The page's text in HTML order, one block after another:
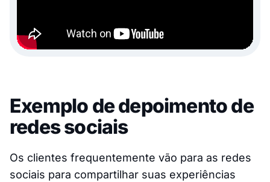
Exemplo de depoimento de
redes sociais
Os clientes frequentemente vão para as redes
sociais para compartilhar suas experiências